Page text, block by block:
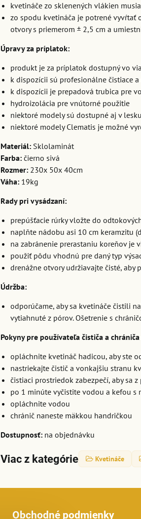
kvetináče zo sklenených vlákien
zo spodu kvetináča je potrené vyvŕtať
otvory s priemerom ± 2,5 cm a
Úpravy za príplatok:
produkt je za príplatok dostupný vo
k dispozícii sú profesionálne čistiace
k dispozícii je prepadová trubica pre
hydroizolácia pre vnútorné použitie
niektoré modely sú dostupné aj v lesku
niektoré modely Clematis je možné
Materiál: Sklolaminát
Farba: čierno sivá
Rozmer: 230x 50x 40cm
Váha: 19kg
Rady pri vysádzaní:
prepúšťacie rúrky vložte do
naplňte nádobu asi 10 cm keramzitu
na zabránenie prerastaniu koreňov
použiť pôdu vhodnú pre daný typ
drenážne otvory udržiavajte čisté,
Údržba:
odporúčame, aby sa kvetináče čistili
vytiahnuté z pórov. Ošetrenie s
Pokyny pre používateľa čističa a
opláchnite kvetináč hadicou, aby ste
nastriekajte čistič a vonkajšiu stranu
čistiaci prostriedok zabezpečí, aby sa
po 1 minúte vyčistite vodou a kefou s
opláchnite vodou
chránič naneste mäkkou handričkou
Dostupnosť: na objednávku
Viac z kategórie Kvetináče
Obchodné podmienky